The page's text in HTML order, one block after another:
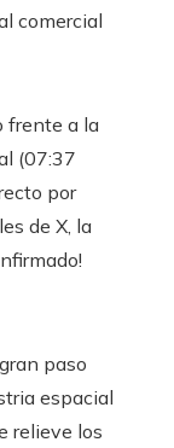
comercial
frente a la
(07:37
por
de X, la
paso
espacial
relieve los